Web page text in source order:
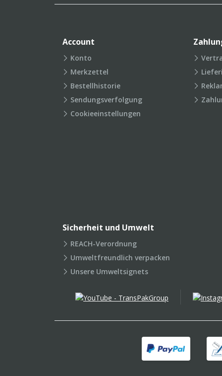
Account
Konto
Merkzettel
Bestellhistorie
Sendungsverfolgung
Cookieeinstellungen
Sicherheit und Umwelt
REACH-Verordnung
Umweltfreundlich verpacken
Unsere Umweltsignets